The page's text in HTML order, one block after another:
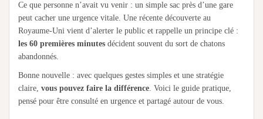
Ce que personne n’avait vu venir : un simple sac près d’une gare
peut cacher une urgence vitale. Une récente découverte au
Royaume-Uni vient d’alerter le public et rappelle un principe clé :
les 60 premières minutes décident souvent du sort de chatons
abandonnés.
Bonne nouvelle : avec quelques gestes simples et une stratégie
claire, vous pouvez faire la différence. Voici le guide pratique,
pensé pour être consulté en urgence et partagé autour de vous.